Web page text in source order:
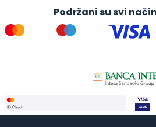
Podržani su svi